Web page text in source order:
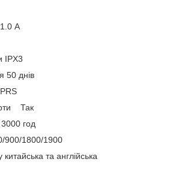
А
IPX3
50 днів
Так
год
900/1800/1900
та англійська